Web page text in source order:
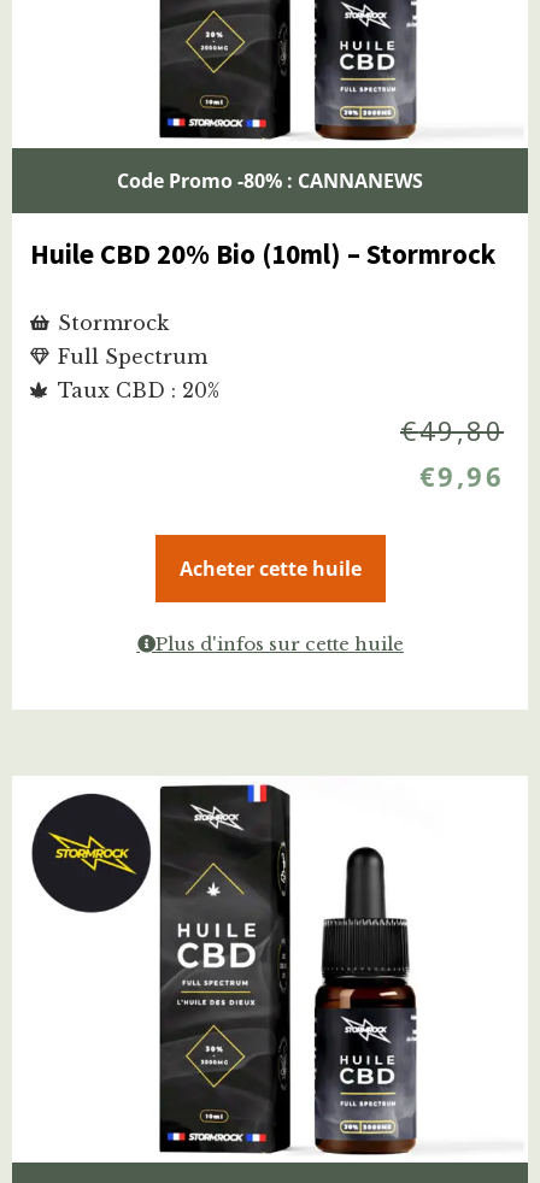
Code Promo -80% : CANNANEWS
Huile CBD 20% Bio (10ml) – Stormrock
Stormrock
Full Spectrum
Taux CBD : 20%
€49,80
€9,96
Acheter cette huile
Plus d'infos sur cette huile